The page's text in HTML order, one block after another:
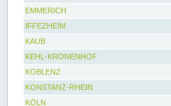
EMMERICH
IFFEZHEIM
KAUB
KEHL-KRONENHOF
KOBLENZ
KONSTANZ-RHEIN
KÖLN